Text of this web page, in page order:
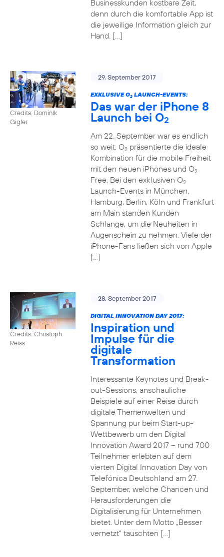
Businesskunden kostbare Zeit,
denn durch die komfortable App ist
die jeweilige Information gleich zur
Hand. […]
Credits: Dominik
Gigler
29. September 2017
EXKLUSIVE O2LAUNCH-EVENTS:
Das war der iPhone 8
Launch bei O2
Am 22. September war es endlich
so weit: O2präsentierte die ideale
Kombination für die mobile Freiheit
mit den neuen iPhones und O2
Free. Bei den exklusiven O2
Launch-Events in München,
Hamburg, Berlin, Köln und Frankfurt
am Main standen Kunden
Schlange, um die Neuheiten in
Augenschein zu nehmen. Viele der
iPhone-Fans ließen sich von Apple
[…]
Credits: Christoph
Reiss
28. September 2017
DIGITAL INNOVATION DAY 2017:
Inspiration und
Impulse für die
digitale
Transformation
Interessante Keynotes und Break-
out-Sessions, anschauliche
Beispiele auf einer Reise durch
digitale Themenwelten und
Spannung pur beim Start-up-
Wettbewerb um den Digital
Innovation Award 2017 – rund 700
Teilnehmer erlebten auf dem
vierten Digital Innovation Day von
Telefónica Deutschland am 27.
September, welche Chancen und
Herausforderungen die
Digitalisierung für Unternehmen
bietet. Unter dem Motto „Besser
vernetzt“ tauschten […]